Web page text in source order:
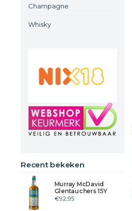
Champagne
Whisky
Recent bekeken
Murray McDavid
Glentauchers 15Y
€92,95